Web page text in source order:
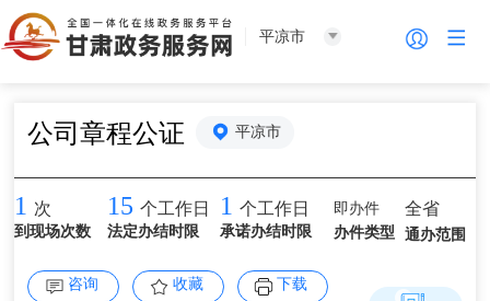
平凉市
公司章程公证 平凉市
1 次
到现场次数
15 个工作日
法定办结时限
1 个工作日
承诺办结时限
即办件
办件类型
全省
通办范围
咨询 收藏 下载